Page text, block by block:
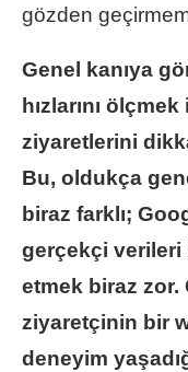
gözden
Genel kanıya
hızlarını
ziyaretlerini
Bu, oldukça
biraz farklı;
gerçekçi verileri
etmek biraz
ziyaretçinin bir
deneyim